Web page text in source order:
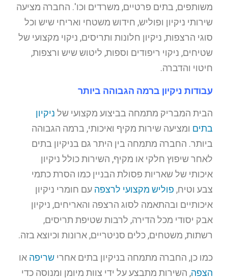
משותפים, בתים פרטיים, משרדים וכו'. החברה מציעה
שירותי ניקיון ופוליש, חידוש משטחי ואריחי שיש וכל
סוגי הרצפות, ניקיון חלונות ותריסים, ניקוי מקצועי של
שטיחים, ניקוי ריפודים וספות, ליטוש שיש ורצפות,
חיטוי והדברה.
עבודות ניקיון ברמה הגבוהה ביותר
הבית המבריק מתמחה בביצוע מקצועי של ניקיון
בתים ומציעה שירות מקיף ואיכותי, ברמה הגבוהה
ביותר. החברה מתמחה בין היתר גם בניקיון בתים
לאחר שיפוץ חלקי או מקיף, השירות כולל ניקיון
איכותי של שאריות פסולת הבניין כמו הסרת כתמי
צבע וטיח, פוליש מקצועי לרצפה עם חומרי ניקיון
איכותיים ובהתאמה לסוג הרצפה והאריחים, ניקיון
אבק יסודי מכל הדירה, לרבות שטיפת תריסים,
רשתות, משטחים, כלים סניטריים, ארונות וכיוצא בזה.
כמו כן, החברה מתמחה בניקיון בתים אחרי שריפה או
הצפה, השירות מתבצע על ידי צוות מיומן ומנוסה כדי